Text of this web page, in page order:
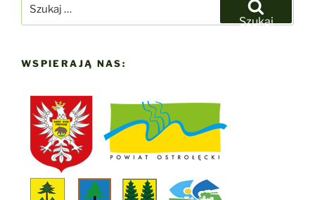
Szukaj
WSPIERAJĄ NAS: